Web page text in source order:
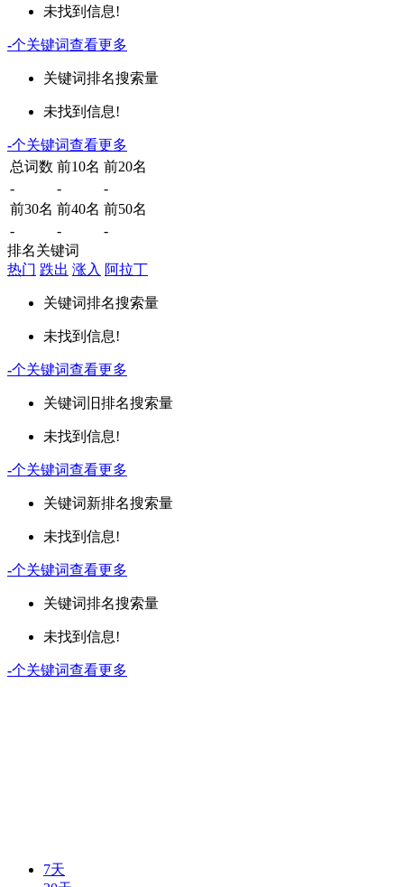
未找到信息!
-个关键词查看更多
关键词排名搜索量
未找到信息!
-个关键词查看更多
总词数 前10名 前20名
-
-
-
前30名 前40名 前50名
-
-
-
排名关键词
热门 跌出 涨入 阿拉丁
关键词排名搜索量
未找到信息!
-个关键词查看更多
关键词 旧排名搜索量
未找到信息!
-个关键词查看更多
关键词新排名搜索量
未找到信息!
-个关键词查看更多
关键词排名搜索量
未找到信息!
-个关键词查看更多
7天